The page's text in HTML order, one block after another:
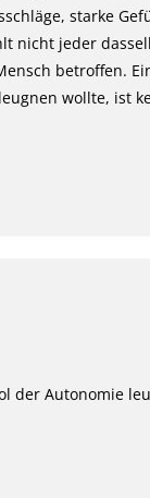
starke
nicht jeder
betroffen.
wollte, ist
der Autonomie